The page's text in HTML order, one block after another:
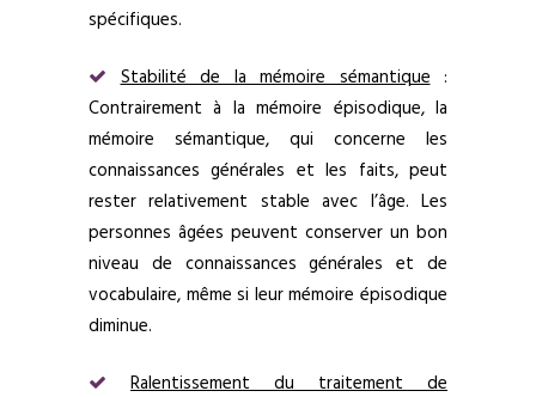
spécifiques.
Stabilité de la mémoire sémantique :
Contrairement à la mémoire épisodique, la
mémoire sémantique, qui concerne les
connaissances générales et les faits, peut
rester relativement stable avec l’âge. Les
personnes âgées peuvent conserver un bon
niveau de connaissances générales et de
vocabulaire, même si leur mémoire épisodique
diminue.
Ralentissement du traitement de